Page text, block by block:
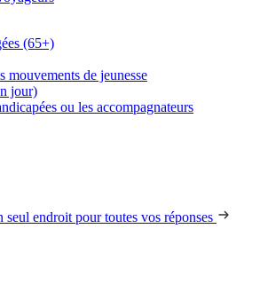
(65+)
mouvements de jeunesse
jour)
ou les accompagnateurs
seul endroit pour toutes vos réponses